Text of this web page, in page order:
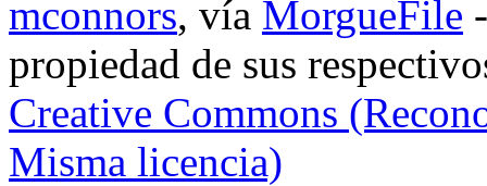
mconnors, vía MorgueFile
propiedad de sus
Creative Commons
Misma licencia)